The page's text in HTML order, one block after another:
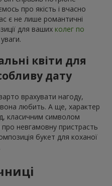
про якість і вчасно
є не лише романтичні
для ваших колег по
квіти для
дату
врахувати нагоду,
любить. А ще, характер
класичним символом
про невгамовну пристрасть
букет для коханої